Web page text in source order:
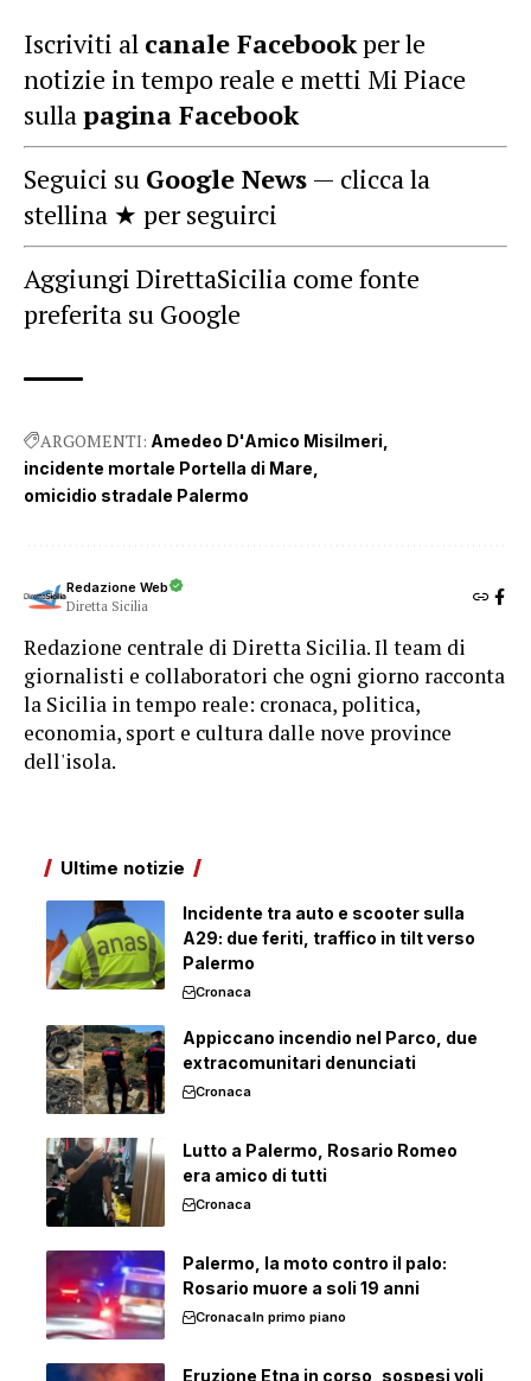
Iscriviti al canale Facebookper le
notizie in tempo reale e metti Mi Piace
sullapagina Facebook
Seguici su Google News — clicca la
stellina ★ per seguirci
Aggiungi DirettaSicilia come fonte
preferita su Google
ARGOMENTI: Amedeo D'Amico Misilmeri
incidente mortale Portella di Mare
omicidio stradale Palermo
Redazione Web
Diretta Sicilia
Redazione centrale di Diretta Sicilia. Il team di
giornalisti e collaboratori che ogni giorno racconta
la Sicilia in tempo reale: cronaca, politica,
economia, sport e cultura dalle nove province
dell'isola.
Ultime notizie
Incidente tra auto e scooter sulla
A29: due feriti, traffico in tilt verso
Palermo
Cronaca
Appiccano incendio nel Parco, due
extracomunitari denunciati
Cronaca
Lutto a Palermo, Rosario Romeo
era amico di tutti
Cronaca
Palermo, la moto contro il palo:
Rosario muore a soli 19 anni
CronacaIn primo piano
Eruzione Etna in corso, sospesi voli